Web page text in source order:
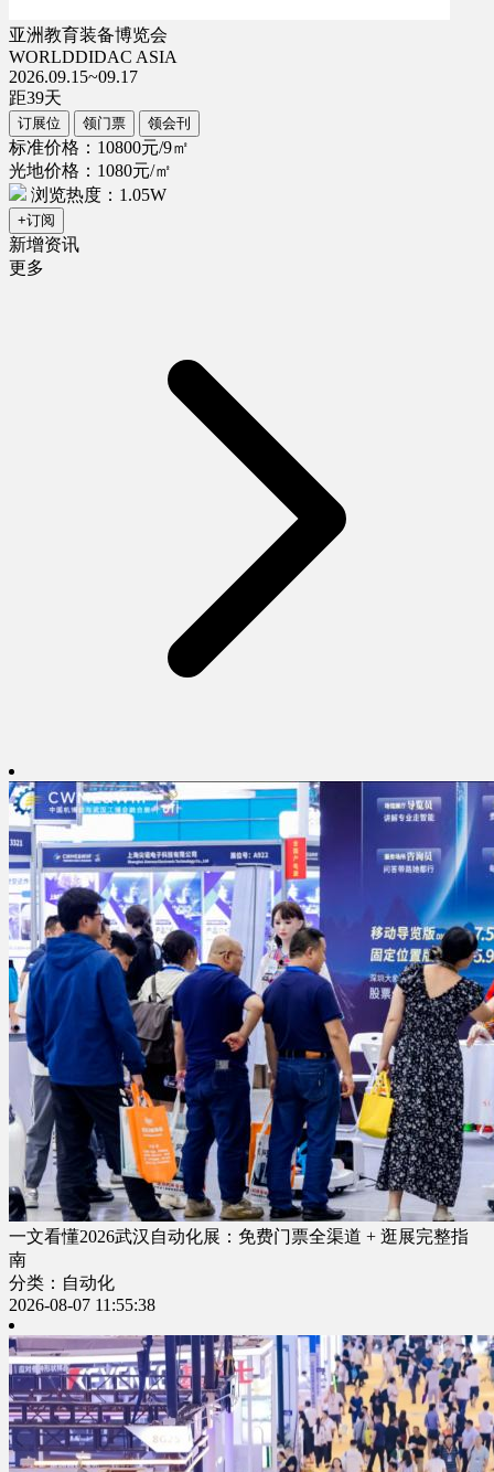
亚洲教育装备博览会
WORLDDIDAC ASIA
2026.09.15~09.17
距39天
订展位 领门票 领会刊
标准价格：10800元/9㎡
光地价格：1080元/㎡
浏览热度：1.05W
+订阅
新增资讯
更多
一文看懂2026武汉自动化展：免费门票全渠道 + 逛展完整指
南
分类：自动化
2026-08-07 11:55:38